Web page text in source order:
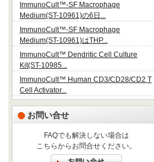
ImmunoCult™-SF Macrophage
Medium(ST-10961)の6日...
ImmunoCult™-SF Macrophage
Medium(ST-10961)はTHP...
ImmunoCult™ Dendritic Cell Culture
Kit(ST-10985...
ImmunoCult™ Human CD3/CD28/CD2 T
Cell Activator...
お問い合せ
FAQでも解決しない場合は
こちらからお問合せください。